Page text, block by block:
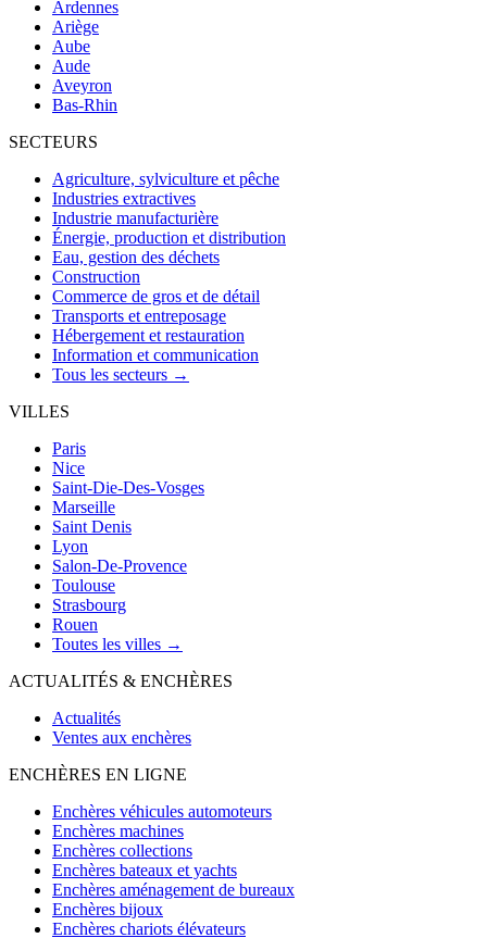
Ardennes
Ariège
Aube
Aude
Aveyron
Bas-Rhin
SECTEURS
Agriculture, sylviculture et pêche
Industries extractives
Industrie manufacturière
Énergie, production et distribution
Eau, gestion des déchets
Construction
Commerce de gros et de détail
Transports et entreposage
Hébergement et restauration
Information et communication
Tous les secteurs →
VILLES
Paris
Nice
Saint-Die-Des-Vosges
Marseille
Saint Denis
Lyon
Salon-De-Provence
Toulouse
Strasbourg
Rouen
Toutes les villes →
ACTUALITÉS & ENCHÈRES
Actualités
Ventes aux enchères
ENCHÈRES EN LIGNE
Enchères véhicules automoteurs
Enchères machines
Enchères collections
Enchères bateaux et yachts
Enchères aménagement de bureaux
Enchères bijoux
Enchères chariots élévateurs